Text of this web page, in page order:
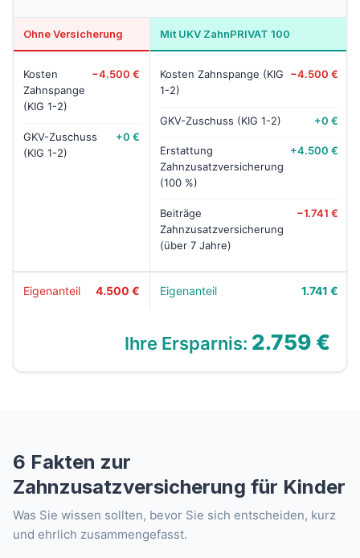
Ohne Versicherung
Kosten
Zahnspange
(KIG 1-2)
−4.500 €
GKV-Zuschuss
(KIG 1-2)
+0 €
Eigenanteil 4.500 €
Mit UKV ZahnPRIVAT 100
Kosten Zahnspange (KIG
1-2)
−4.500 €
GKV-Zuschuss (KIG 1-2) +0 €
Erstattung
Zahnzusatzversicherung
(100 %)
+4.500 €
Beiträge
Zahnzusatzversicherung
(über 7 Jahre)
−1.741 €
Eigenanteil 1.741 €
Ihre Ersparnis: 2.759 €
6 Fakten zur
Zahnzusatzversicherung für Kinder
Was Sie wissen sollten, bevor Sie sich entscheiden, kurz
und ehrlich zusammengefasst.